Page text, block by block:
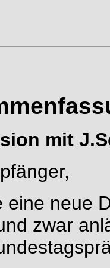
mit
eine neue
zwar